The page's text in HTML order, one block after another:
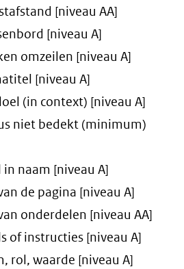
[niveau AA]
[niveau A]
omzeilen [niveau A]
[niveau A]
(in context) [niveau A]
niet bedekt (minimum)
naam [niveau A]
de pagina [niveau A]
onderdelen [niveau AA]
of instructies [niveau A]
rol, waarde [niveau A]